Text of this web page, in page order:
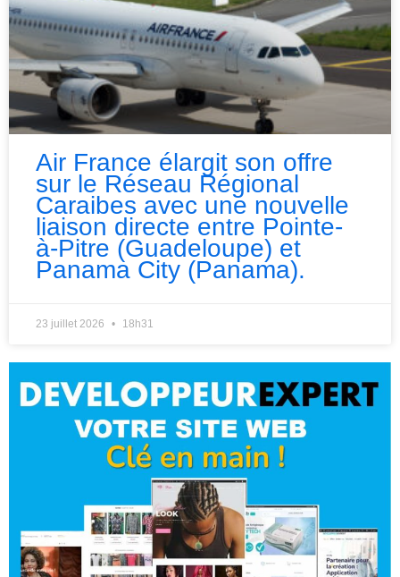
Air France élargit son offre
sur le Réseau Régional
Caraibes avec une nouvelle
liaison directe entre Pointe-
à-Pitre (Guadeloupe) et
Panama City (Panama).
23 juillet 2026 18h31